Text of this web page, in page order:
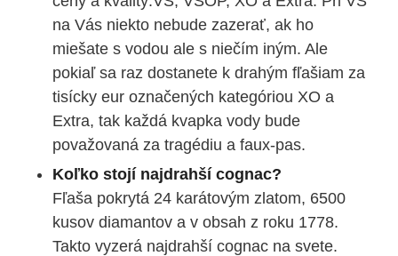
na Vás niekto nebude zazerať, ak ho
miešate s vodou ale s niečím iným. Ale
pokiaľ sa raz dostanete k drahým fľašiam za
tisícky eur označených kategóriou XO a
Extra, tak každá kvapka vody bude
považovaná za tragédiu a faux-pas.
Koľko stojí najdrahší cognac?
Fľaša pokrytá 24 karátovým zlatom, 6500
kusov diamantov a v obsah z roku 1778.
Takto vyzerá najdrahší cognac na svete.